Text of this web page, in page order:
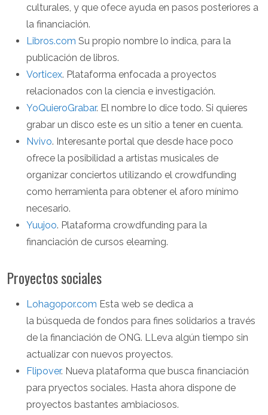
culturales, y que ofece ayuda en pasos posteriores a
la financiación.
Libros.com Su propio nombre lo indica, para la
publicación de libros.
Vorticex. Plataforma enfocada a proyectos
relacionados con la ciencia e investigación.
YoQuieroGrabar. El nombre lo dice todo. Si quieres
grabar un disco este es un sitio a tener en cuenta.
Nvivo. Interesante portal que desde hace poco
ofrece la posibilidad a artistas musicales de
organizar conciertos utilizando el crowdfunding
como herramienta para obtener el aforo mínimo
necesario.
Yuujoo. Plataforma crowdfunding para la
financiación de cursos elearning.
Proyectos sociales
Lohagopor.com Esta web se dedica a
la búsqueda de fondos para fines solidarios a través
de la financiación de ONG. LLeva algún tiempo sin
actualizar con nuevos proyectos.
Flipover. Nueva plataforma que busca financiación
para pryectos sociales. Hasta ahora dispone de
proyectos bastantes ambiaciosos.